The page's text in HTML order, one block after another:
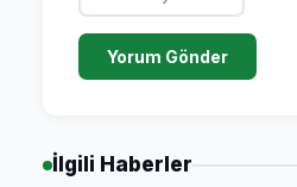
Yorum Gönder
İlgili Haberler